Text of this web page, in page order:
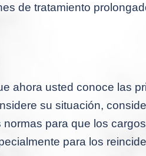
de tratamiento
ahora usted conoce las
su situación,
normas para que los
para los